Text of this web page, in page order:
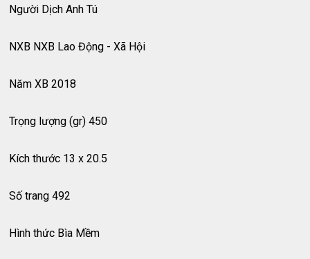
Người Dịch Anh Tú
NXB NXB Lao Động - Xã Hội
Năm XB 2018
Trọng lượng (gr) 450
Kích thước 13 x 20.5
Số trang 492
Hình thức Bìa Mềm